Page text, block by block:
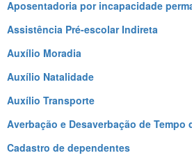
Aposentadoria por incapacidade
Assistência Pré-escolar Indireta
Auxílio Moradia
Auxílio Natalidade
Auxílio Transporte
Averbação e Desaverbação de Tempo
Cadastro de dependentes